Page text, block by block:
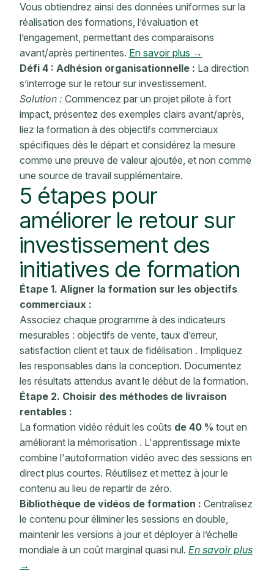
Vous obtiendrez ainsi des données uniformes sur la
réalisation des formations, l’évaluation et
l’engagement, permettant des comparaisons
avant/après pertinentes. En savoir plus →
Défi 4 : Adhésion organisationnelle : La direction
s’interroge sur le retour sur investissement.
Solution : Commencez par un projet pilote à fort
impact, présentez des exemples clairs avant/après,
liez la formation à des objectifs commerciaux
spécifiques dès le départ et considérez la mesure
comme une preuve de valeur ajoutée, et non comme
une source de travail supplémentaire.
5 étapes pour
améliorer le retour sur
investissement des
initiatives de formation
Étape 1. Aligner la formation sur les objectifs
commerciaux :
Associez chaque programme à des indicateurs
mesurables : objectifs de vente, taux d’erreur,
satisfaction client et taux de fidélisation . Impliquez
les responsables dans la conception. Documentez
les résultats attendus avant le début de la formation.
Étape 2. Choisir des méthodes de livraison
rentables :
La formation vidéo réduit les coûts de 40 % tout en
améliorant la mémorisation . L'apprentissage mixte
combine l'autoformation vidéo avec des sessions en
direct plus courtes. Réutilisez et mettez à jour le
contenu au lieu de repartir de zéro.
Bibliothèque de vidéos de formation : Centralisez
le contenu pour éliminer les sessions en double,
maintenir les versions à jour et déployer à l’échelle
mondiale à un coût marginal quasi nul. En savoir plus
→